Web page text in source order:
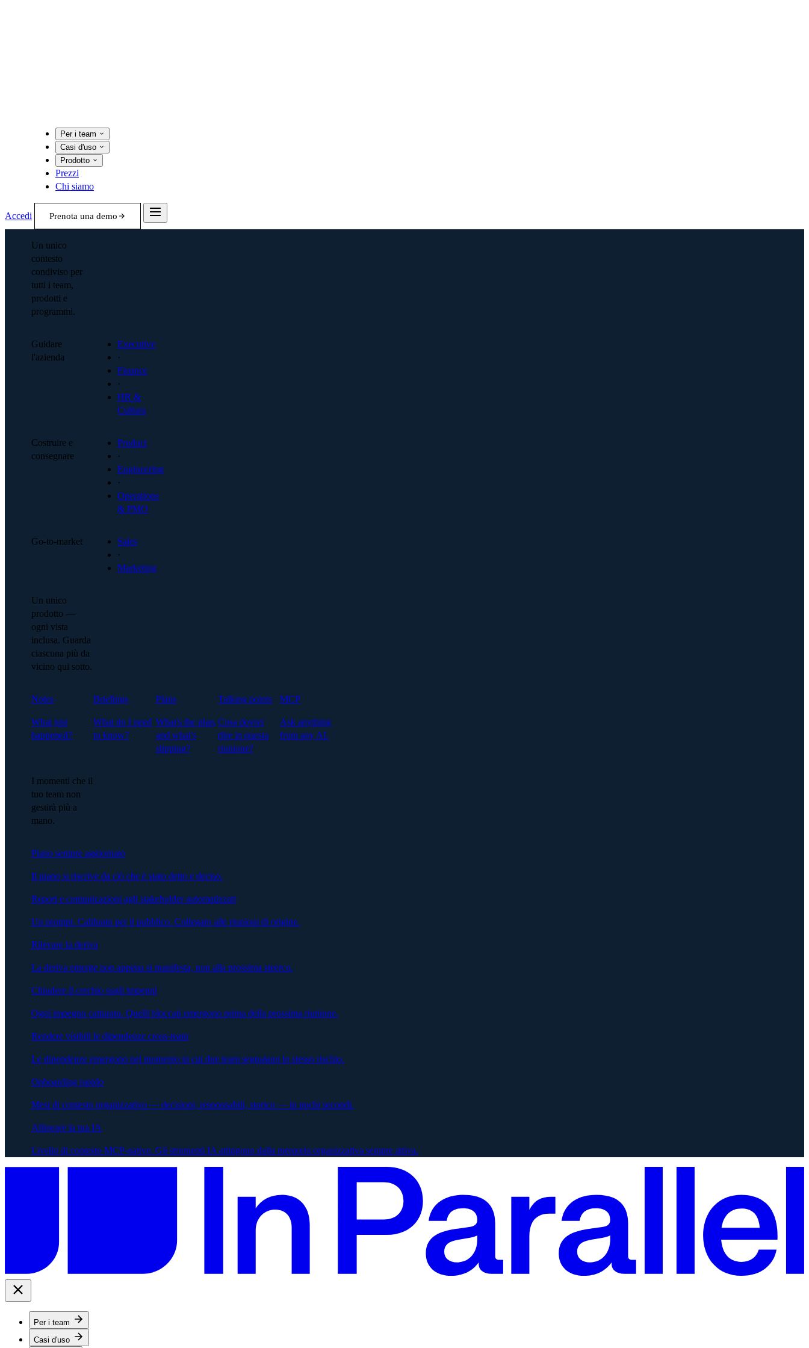
Per i team
Casi d'uso
Prodotto
Prezzi
Chi siamo
Accedi Prenota una demo
Un unico
contesto
condiviso per
tutti i team,
prodotti e
programmi.
Guidare
l'azienda
Executive
·
Finance
·
HR &
Cultura
Costruire e
consegnare
Product
·
Engineering
·
Operations
& PMO
Go-to-market
Sales
·
Marketing
Un unico
prodotto —
ogni vista
inclusa. Guarda
ciascuna più da
vicino qui sotto.
Notes
What just
happened?
Briefings
What do I need
to know?
Plans
What's the plan,
and what's
slipping?
Talking points
Cosa dovrei
dire in questa
riunione?
MCP
Ask anything
from any AI.
I momenti che il
tuo team non
gestirà più a
mano.
Piano sempre aggiornato
Il piano si riscrive da ciò che è stato detto e deciso.
Report e comunicazioni agli stakeholder automatizzati
Un prompt. Calibrato per il pubblico. Collegato alle riunioni di origine.
Rilevare la deriva
La deriva emerge non appena si manifesta, non alla prossima steerco.
Chiudere il cerchio sugli impegni
Ogni impegno catturato. Quelli bloccati emergono prima della prossima riunione.
Rendere visibili le dipendenze cross-team
Le dipendenze emergono nel momento in cui due team segnalano lo stesso rischio.
Onboarding rapido
Mesi di contesto organizzativo — decisioni, responsabili, storico — in pochi secondi.
Allineare la tua IA
Livello di contesto MCP-native. Gli strumenti IA attingono dalla memoria organizzativa sempre attiva.
Per i team
Casi d'uso